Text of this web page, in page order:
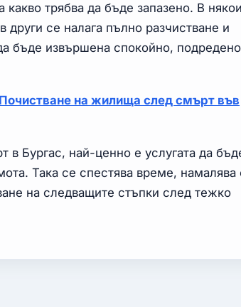
трябва да бъде запазено. В някои
се налага пълно разчистване и
бъде извършена спокойно,
Почистване на жилища след смърт във
в Бургас, най-ценно е услугата да
Така се спестява време, намалява
на следващите стъпки след тежко